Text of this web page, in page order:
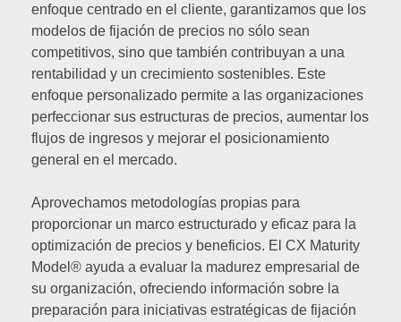
enfoque centrado en el cliente, garantizamos que los
modelos de fijación de precios no sólo sean
competitivos, sino que también contribuyan a una
rentabilidad y un crecimiento sostenibles. Este
enfoque personalizado permite a las organizaciones
perfeccionar sus estructuras de precios, aumentar los
flujos de ingresos y mejorar el posicionamiento
general en el mercado.
Aprovechamos metodologías propias para
proporcionar un marco estructurado y eficaz para la
optimización de precios y beneficios. El CX Maturity
Model® ayuda a evaluar la madurez empresarial de
su organización, ofreciendo información sobre la
preparación para iniciativas estratégicas de fijación